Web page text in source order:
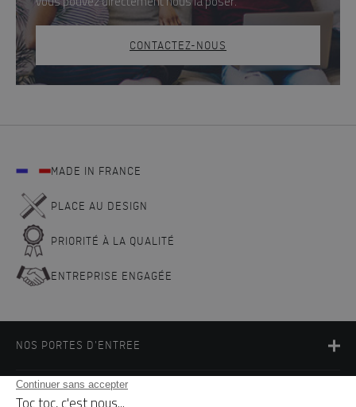
CONTACTEZ-NOUS
MADE IN FRANCE
PLACE AU DESIGN
PRIORITÉ À LA QUALITÉ
ENTREPRISE ENGAGÉE
NOS PORTES D'ENTREE